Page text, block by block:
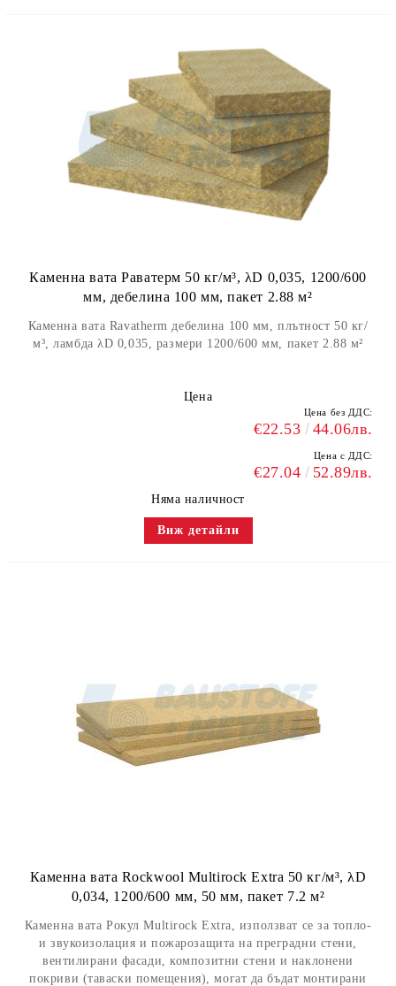
Каменна вата Раватерм 50 кг/м³, λD 0,035, 1200/600
мм, дебелина 100 мм, пакет 2.88 м²
Каменна вата Ravatherm дебелина 100 мм, плътност 50 кг/
м³, ламбда λD 0,035, размери 1200/600 мм, пакет 2.88 м²
Цена
Цена без ДДС:
€22.53 44.06лв.
Цена с ДДС:
€27.04 52.89лв.
Няма наличност
Виж детайли
Каменна вата Rockwool Multirock Extra 50 кг/м³, λD
0,034, 1200/600 мм, 50 мм, пакет 7.2 м²
Каменна вата Рокул Multirock Extra, използват се за топло-
и звукоизолация и пожарозащита на преградни стени,
вентилирани фасади, композитни стени и наклонени
покриви (таваски помещения), могат да бъдат монтирани